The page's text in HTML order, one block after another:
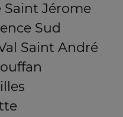
Saint Jérome
Sud
Saint André